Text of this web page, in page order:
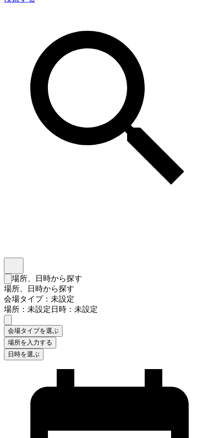
検索フォームを閉じる
場所、日時から探す
場所、日時から探す
会場タイプ：未設定
場所：未設定日時：未設定
会場タイプを選ぶ
場所を入力する
日時を選ぶ